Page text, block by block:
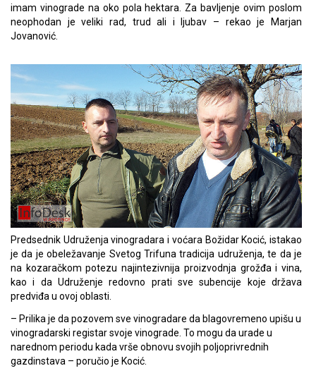
imam vinograde na oko pola hektara. Za bavljenje ovim poslom
neophodan je veliki rad, trud ali i ljubav – rekao je Marjan
Jovanović.
Predsednik Udruženja vinogradara i voćara Božidar Kocić, istakao
je da je obeležavanje Svetog Trifuna tradicija udruženja, te da je
na kozaračkom potezu najintezivnija proizvodnja grožđa i vina,
kao i da Udruženje redovno prati sve subencije koje država
predviđa u ovoj oblasti.
– Prilika je da pozovem sve vinogradare da blagovremeno upišu u
vinogradarski registar svoje vinograde. To mogu da urade u
narednom periodu kada vrše obnovu svojih poljoprivrednih
gazdinstava – poručio je Kocić.